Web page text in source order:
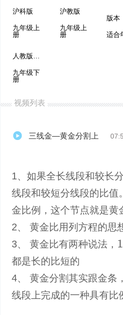
沪科版
九年级上
册
沪教版
九年级上
册
版本
适合
九年级下
册
视频列表
三线金—黄金分割上
1、如果全长线段和较长
线段和较短分线段的比值
金比例，这个节点就是黄
2、 黄金比用列方程的思
3、 黄金比有两种说法，
1
都是长的比短的
4、 黄金分割其实跟金条
线段上完成的一种具有比